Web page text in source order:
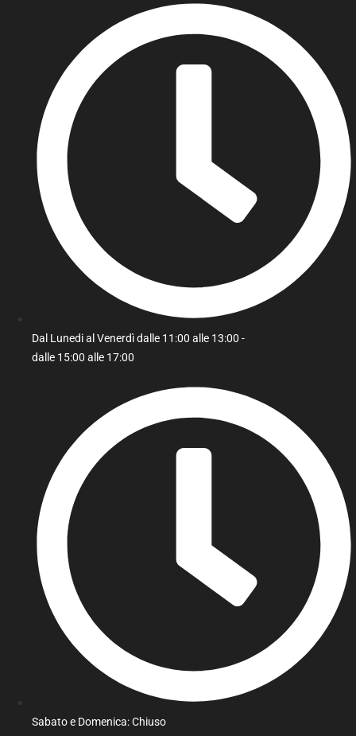
Dal Lunedi al Venerdì dalle 11:00 alle 13:00 -
dalle 15:00 alle 17:00
Sabato e Domenica: Chiuso